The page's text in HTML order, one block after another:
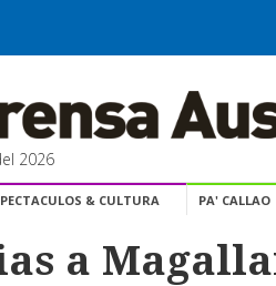
2026
& CULTURA PA' CALLAO
a